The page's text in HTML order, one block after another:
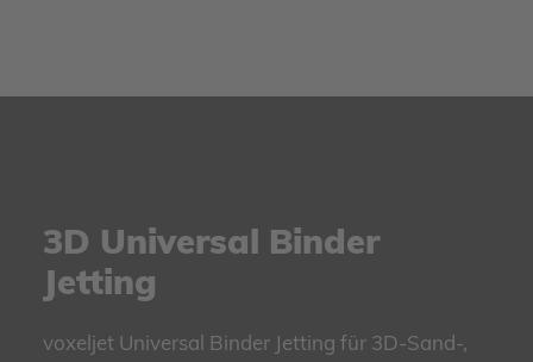
3D Universal Binder
Jetting
voxeljet Universal Binder Jetting für 3D-Sand-,